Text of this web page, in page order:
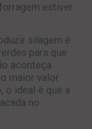
estiver
silagem é
para que
aconteça
maior valor
o ideal é que a
no